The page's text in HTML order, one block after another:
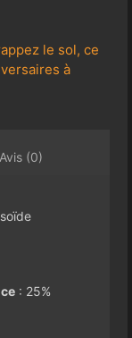
le sol, ce
à
Avis (0)
: 25%